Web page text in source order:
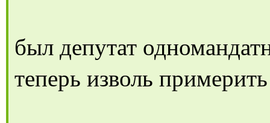
был депутат
теперь изволь